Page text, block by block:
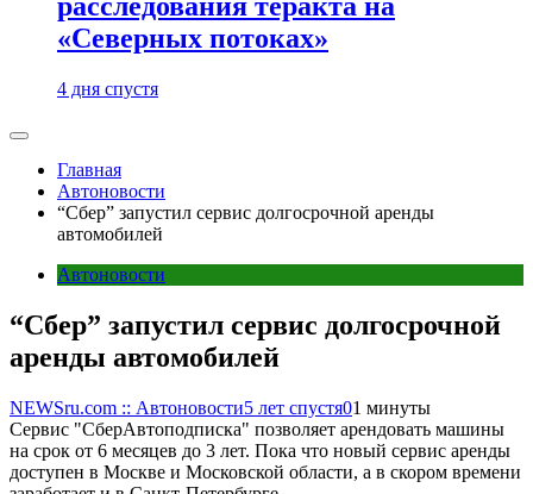
«Северных потоках»
4 дня спустя
Главная
Автоновости
“Сбер” запустил сервис долгосрочной аренды
автомобилей
Автоновости
“Сбер” запустил сервис долгосрочной
аренды автомобилей
NEWSru.com :: Автоновости5 лет спустя01 минуты
Сервис "СберАвтоподписка" позволяет арендовать машины
на срок от 6 месяцев до 3 лет. Пока что новый сервис аренды
доступен в Москве и Московской области, а в скором времени